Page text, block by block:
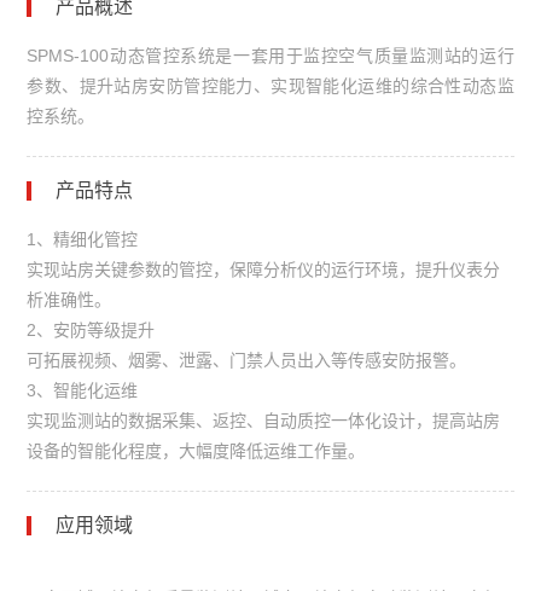
产品概述
SPMS-100动态管控系统是一套用于监控空气质量监测站的运行
参数、提升站房安防管控能力、实现智能化运维的综合性动态监
控系统。
产品特点
1、精细化管控
实现站房关键参数的管控，保障分析仪的运行环境，提升仪表分
析准确性。
2、安防等级提升
可拓展视频、烟雾、泄露、门禁人员出入等传感安防报警。
3、智能化运维
实现监测站的数据采集、返控、自动质控一体化设计，提高站房
设备的智能化程度，大幅度降低运维工作量。
应用领域